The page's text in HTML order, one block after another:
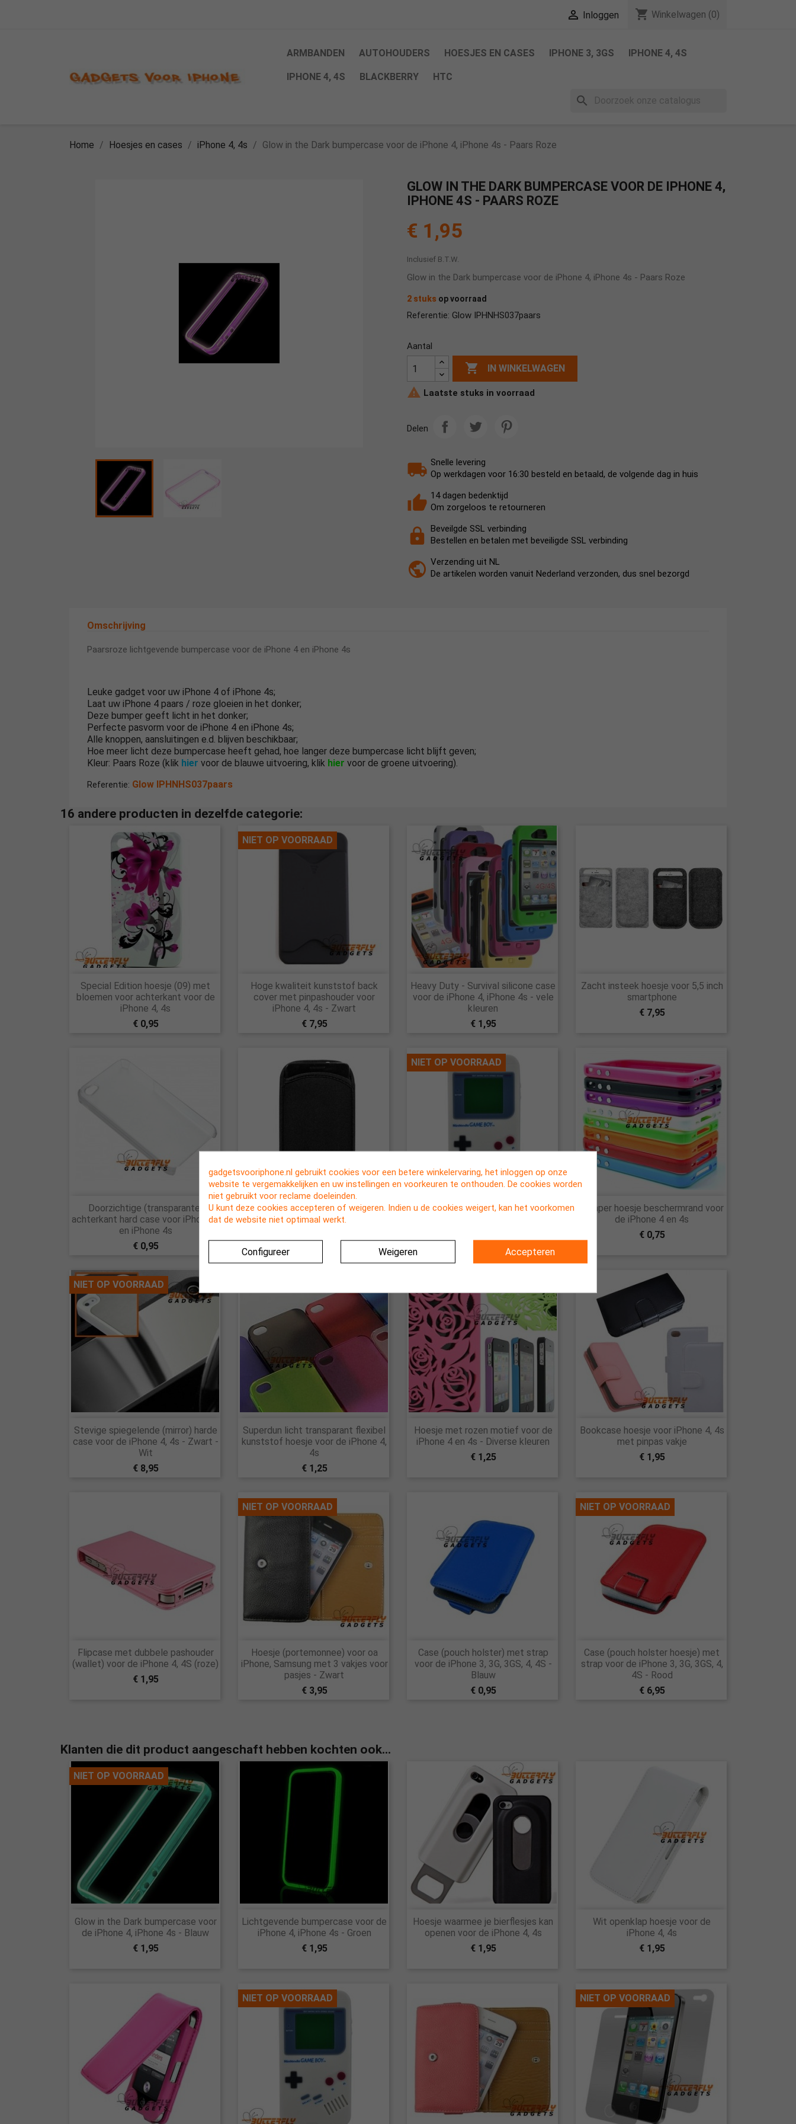
 Inloggen shopping_cart Winkelwagen (0)
ARMBANDEN AUTOHOUDERS HOESJES EN CASES IPHONE 3, 3GS IPHONE 4, 4S
IPHONE 4, 4S BLACKBERRY HTC
search
Home Hoesjes en cases iPhone 4, 4s Glow in the Dark bumpercase voor de iPhone 4, iPhone 4s - Paars Roze
GLOW IN THE DARK BUMPERCASE VOOR DE IPHONE 4,
IPHONE 4S - PAARS ROZE
€ 1,95
Inclusief B.T.W.
Glow in the Dark bumpercase voor de iPhone 4, iPhone 4s - Paars Roze
2 stuks op voorraad
Referentie: Glow IPHNHS037paars
Aantal
 IN WINKELWAGEN
 Laatste stuks in voorraad
Delen
Snelle levering
Op werkdagen voor 16:30 besteld en betaald, de volgende dag in huis
14 dagen bedenktijd
Om zorgeloos te retourneren
Beveilgde SSL verbinding
Bestellen en betalen met beveiligde SSL verbinding
Verzending uit NL
De artikelen worden vanuit Nederland verzonden, dus snel bezorgd
Omschrijving
Paarsroze lichtgevende bumpercase voor de iPhone 4 en iPhone 4s
Leuke gadget voor uw iPhone 4 of iPhone 4s;
Laat uw iPhone 4 paars / roze gloeien in het donker;
Deze bumper geeft licht in het donker;
Perfecte pasvorm voor de iPhone 4 en iPhone 4s;
Alle knoppen, aansluitingen e.d. blijven beschikbaar;
Hoe meer licht deze bumpercase heeft gehad, hoe langer deze bumpercase licht blijft geven;
Kleur: Paars Roze (klik hier voor de blauwe uitvoering, klik hier voor de groene uitvoering).
Referentie: Glow IPHNHS037paars
16 andere producten in dezelfde categorie:
Snel bekijken
Special Edition hoesje (09) met
bloemen voor achterkant voor de
iPhone 4, 4s
€ 0,95
 Snel bekijken
Hoge kwaliteit kunststof back
cover met pinpashouder voor
iPhone 4, 4s - Zwart
€ 7,95
NIET OP VOORRAAD
 Snel bekijken
Heavy Duty - Survival silicone case
voor de iPhone 4, iPhone 4s - vele
kleuren
€ 1,95
Snel bekijken
Zacht insteek hoesje voor 5,5 inch
smartphone
€ 7,95
Snel bekijken
Doorzichtige (transparante)
achterkant hard case voor iPhone 4
en iPhone 4s
€ 0,95
Snel bekijken
Waterafstotend hoesje voor o.a.
iPhone 3, 4, 4s, Samsung Galaxy Sii
Snel bekijken
Nintendo GameBoy look hoesje
NIET OP VOORRAAD
Snel bekijken
Bumper hoesje beschermrand voor
de iPhone 4 en 4s
€ 0,75
Snel bekijken
Stevige spiegelende (mirror) harde
case voor de iPhone 4, 4s - Zwart -
Wit
€ 8,95
NIET OP VOORRAAD
Snel bekijken
Superdun licht transparant flexibel
kunststof hoesje voor de iPhone 4,
4s
€ 1,25
Snel bekijken
Hoesje met rozen motief voor de
iPhone 4 en 4s - Diverse kleuren
€ 1,25
Snel bekijken
Bookcase hoesje voor iPhone 4, 4s
met pinpas vakje
€ 1,95
Snel bekijken
Flipcase met dubbele pashouder
(wallet) voor de iPhone 4, 4S (roze)
€ 1,95
Snel bekijken
Hoesje (portemonnee) voor oa
iPhone, Samsung met 3 vakjes voor
pasjes - Zwart
€ 3,95
NIET OP VOORRAAD
Snel bekijken
Case (pouch holster) met strap
voor de iPhone 3, 3G, 3GS, 4, 4S -
Blauw
€ 0,95
Snel bekijken
Case (pouch holster hoesje) met
strap voor de iPhone 3, 3G, 3GS, 4,
4S - Rood
€ 6,95
NIET OP VOORRAAD
Klanten die dit product aangeschaft hebben kochten ook...
 Snel bekijken
Glow in the Dark bumpercase voor
de iPhone 4, iPhone 4s - Blauw
€ 1,95
NIET OP VOORRAAD
Snel bekijken
Lichtgevende bumpercase voor de
iPhone 4, iPhone 4s - Groen
€ 1,95
Snel bekijken
Hoesje waarmee je bierflesjes kan
openen voor de iPhone 4, 4s
€ 1,95
Snel bekijken
Wit openklap hoesje voor de
iPhone 4, 4s
€ 1,95
NIET OP VOORRAAD NIET OP VOORRAAD
gadgetsvooriphone.nl gebruikt cookies voor een betere winkelervaring, het inloggen op onze
website te vergemakkelijken en uw instellingen en voorkeuren te onthouden. De cookies worden
niet gebruikt voor reclame doeleinden.
U kunt deze cookies accepteren of weigeren. Indien u de cookies weigert, kan het voorkomen
dat de website niet optimaal werkt.
Configureer Weigeren Accepteren